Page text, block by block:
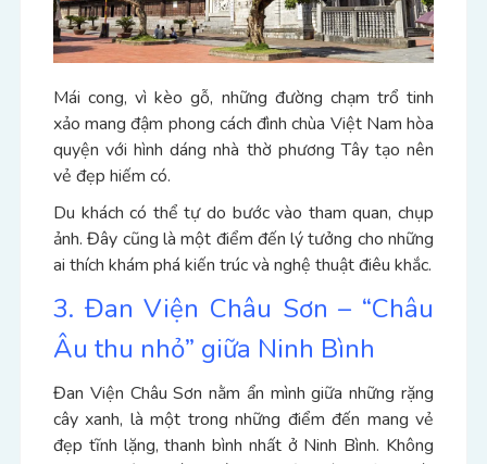
Mái cong, vì kèo gỗ, những đường chạm trổ tinh
xảo mang đậm phong cách đình chùa Việt Nam hòa
quyện với hình dáng nhà thờ phương Tây tạo nên
vẻ đẹp hiếm có.
Du khách có thể tự do bước vào tham quan, chụp
ảnh. Đây cũng là một điểm đến lý tưởng cho những
ai thích khám phá kiến trúc và nghệ thuật điêu khắc.
3. Đan Viện Châu Sơn – “Châu
Âu thu nhỏ” giữa Ninh Bình
Đan Viện Châu Sơn nằm ẩn mình giữa những rặng
cây xanh, là một trong những điểm đến mang vẻ
đẹp tĩnh lặng, thanh bình nhất ở Ninh Bình. Không